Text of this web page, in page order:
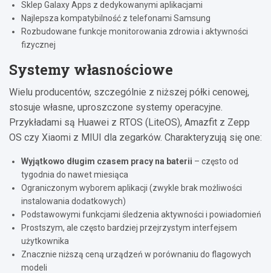
Sklep Galaxy Apps z dedykowanymi aplikacjami
Najlepsza kompatybilność z telefonami Samsung
Rozbudowane funkcje monitorowania zdrowia i aktywności
fizycznej
Systemy własnościowe
Wielu producentów, szczególnie z niższej półki cenowej,
stosuje własne, uproszczone systemy operacyjne.
Przykładami są Huawei z RTOS (LiteOS), Amazfit z Zepp
OS czy Xiaomi z MIUI dla zegarków. Charakteryzują się one:
Wyjątkowo długim czasem pracy na baterii – często od
tygodnia do nawet miesiąca
Ograniczonym wyborem aplikacji (zwykle brak możliwości
instalowania dodatkowych)
Podstawowymi funkcjami śledzenia aktywności i powiadomień
Prostszym, ale często bardziej przejrzystym interfejsem
użytkownika
Znacznie niższą ceną urządzeń w porównaniu do flagowych
modeli